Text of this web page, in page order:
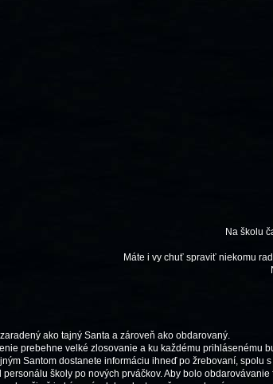
Na školu
Máte i vy chuť spraviť niekomu
ako tajný Santa a zároveň ako obdarovaný.
prebehne velké zlosovanie a ku každému prihlásenému
Santom dostanete informáciu ihneď po žrebovaní,
personálu školy po nových prváčkov. Aby bolo